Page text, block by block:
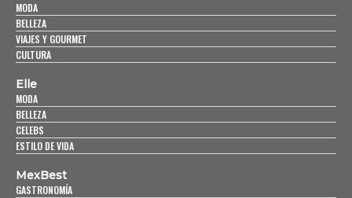
MODA
BELLEZA
VIAJES Y GOURMET
CULTURA
Elle
MODA
BELLEZA
CELEBS
ESTILO DE VIDA
MexBest
GASTRONOMÍA